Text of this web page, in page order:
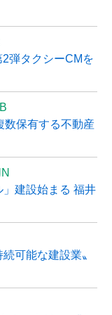
弾タクシーCMを
数保有する不動産
建設始まる 福井
可能な建設業〟